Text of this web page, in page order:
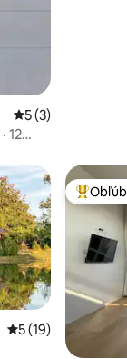
Priemerné
5 (3)
12
Priemerné
5 (19)